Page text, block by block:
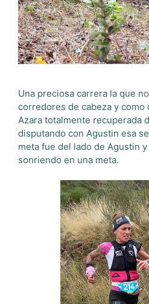
Una preciosa carrera la que
corredores de cabeza y como
Azara totalmente recuperada
disputando con Agustin esa
meta fue del lado de Agustin
sonriendo en una meta.